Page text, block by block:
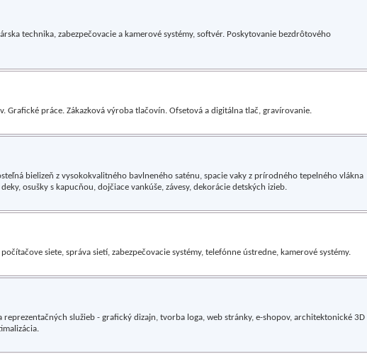
technika, zabezpečovacie a kamerové systémy, softvér. Poskytovanie bezdrôtového
Grafické práce. Zákazková výroba tlačovín. Ofsetová a digitálna tlač, gravírovanie.
bielizeň z vysokokvalitného bavlneného saténu, spacie vaky z prírodného tepelného vlákna
osušky s kapucňou, dojčiace vankúše, závesy, dekorácie detských izieb.
siete, správa sietí, zabezpečovacie systémy, telefónne ústredne, kamerové systémy.
služieb - grafický dizajn, tvorba loga, web stránky, e-shopov, architektonické 3D